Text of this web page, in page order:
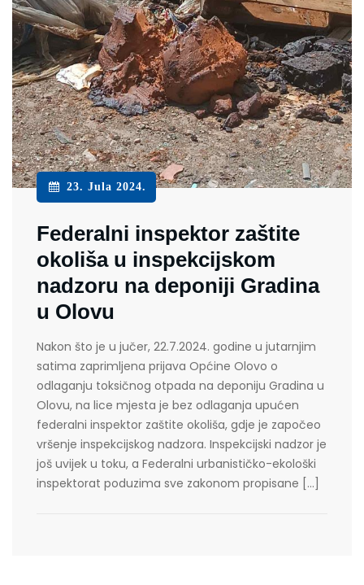
23. Jula 2024.
Federalni inspektor zaštite
okoliša u inspekcijskom
nadzoru na deponiji Gradina
u Olovu
Nakon što je u jučer, 22.7.2024. godine u jutarnjim
satima zaprimljena prijava Općine Olovo o
odlaganju toksičnog otpada na deponiju Gradina u
Olovu, na lice mjesta je bez odlaganja upućen
federalni inspektor zaštite okoliša, gdje je započeo
vršenje inspekcijskog nadzora. Inspekcijski nadzor je
još uvijek u toku, a Federalni urbanističko-ekološki
inspektorat poduzima sve zakonom propisane […]